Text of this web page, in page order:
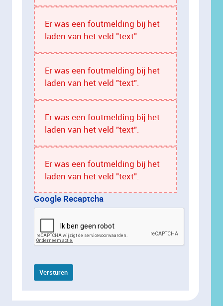
Er was een foutmelding bij het
laden van het veld "text".
Er was een foutmelding bij het
laden van het veld "text".
Er was een foutmelding bij het
laden van het veld "text".
Er was een foutmelding bij het
laden van het veld "text".
Google Recaptcha
Versturen